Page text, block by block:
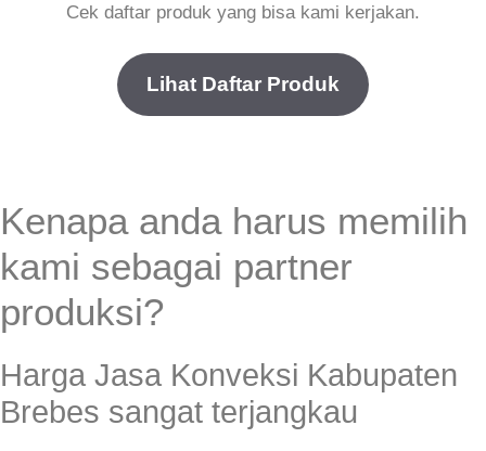
Cek daftar produk yang bisa kami kerjakan.
Lihat Daftar Produk
Kenapa anda harus memilih
kami sebagai partner
produksi?
Harga Jasa Konveksi Kabupaten
Brebes sangat terjangkau